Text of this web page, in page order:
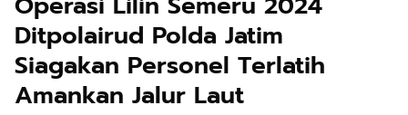
Ditpolairud Polda Jatim
Siagakan Personel Terlatih
Amankan Jalur Laut